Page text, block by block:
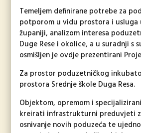
Temeljem definirane potrebe za
potporom u vidu prostora i usluga
županiji, analizom interesa
Duge Rese i okolice, a u suradnji s
osmišljen je ovdje prezentirani
Za prostor poduzetničkog
prostora Srednje škole Duga Resa.
Objektom, opremom i
kreirati infrastrukturni preduvjeti
osnivanje novih poduzeća te